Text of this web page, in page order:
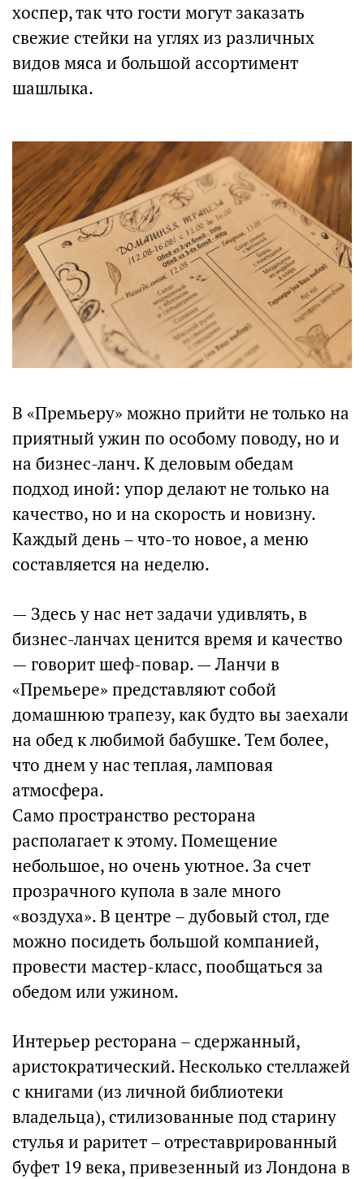
хоспер, так что гости могут заказать
свежие стейки на углях из различных
видов мяса и большой ассортимент
шашлыка.
В «Премьеру» можно прийти не только на
приятный ужин по особому поводу, но и
на бизнес-ланч. К деловым обедам
подход иной: упор делают не только на
качество, но и на скорость и новизну.
Каждый день – что-то новое, а меню
составляется на неделю.
— Здесь у нас нет задачи удивлять, в
бизнес-ланчах ценится время и качество
— говорит шеф-повар. — Ланчи в
«Премьере» представляют собой
домашнюю трапезу, как будто вы заехали
на обед к любимой бабушке. Тем более,
что днем у нас теплая, ламповая
атмосфера.
Само пространство ресторана
располагает к этому. Помещение
небольшое, но очень уютное. За счет
прозрачного купола в зале много
«воздуха». В центре – дубовый стол, где
можно посидеть большой компанией,
провести мастер-класс, пообщаться за
обедом или ужином.
Интерьер ресторана – сдержанный,
аристократический. Несколько стеллажей
с книгами (из личной библиотеки
владельца), стилизованные под старину
стулья и раритет – отреставрированный
буфет 19 века, привезенный из Лондона в